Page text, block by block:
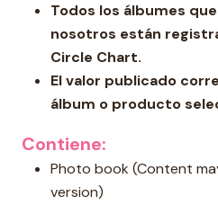
Todos los álbumes
nosotros están
Circle Chart.
El valor publicado
álbum o producto
Contiene:
Photo book (Content
version)